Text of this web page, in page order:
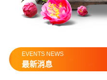
EVENTS NEWS
最新消息